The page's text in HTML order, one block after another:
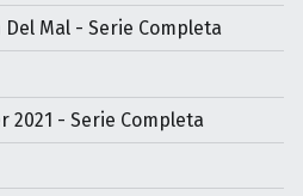
Mal - Serie Completa
2021 - Serie Completa